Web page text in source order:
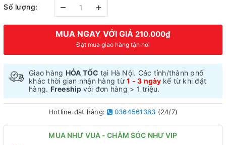
Số lượng: – +
MUA NGAY VỚI GIÁ 210.000₫
Đặt mua giao hàng tận nơi
Giao hàng HỎA TỐC tại Hà Nội. Các tỉnh/thành phố
khác thời gian nhận hàng từ 1 - 3 ngày kể từ khi đặt
hàng. Freeship với đơn hàng > 1 triệu.
Hotline đặt hàng: 0364561363 (24/7)
MUA NHƯ VUA - CHĂM SÓC NHƯ VIP